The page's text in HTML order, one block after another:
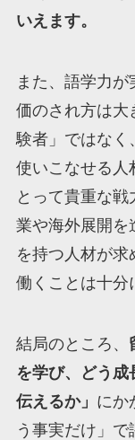
いえます。
また、語学力
価のされ方は大
験者」ではなく
使いこなせる人
とって貴重な
業や海外展開を
を持つ人材が求
働くことは十分
結局のところ、
を学び、どう成
伝えるか」 にか
う事実だけ」で